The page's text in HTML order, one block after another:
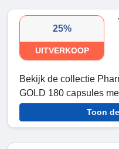
25%
UITVERKOOP
Bekijk de collectie
GOLD 180 capsules
Toon